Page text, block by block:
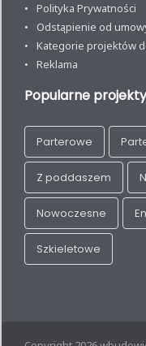
Polityka Prywatności
Odstąpienie od
Kategorie projektów
Reklama
Popularne projekty
Parterowe
Z poddaszem
Nowoczesne
Szkieletowe